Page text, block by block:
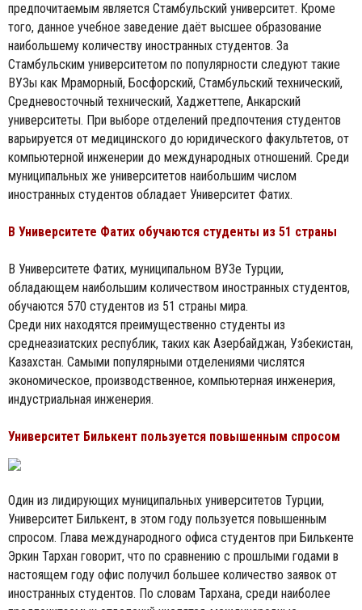
предпочитаемым является Стамбульский университет. Кроме
того, данное учебное заведение даёт высшее образование
наибольшему количеству иностранных студентов. За
Стамбульским университетом по популярности следуют такие
ВУЗы как Мраморный, Босфорский, Стамбульский технический,
Средневосточный технический, Хаджеттепе, Анкарский
университеты. При выборе отделений предпочтения студентов
варьируется от медицинского до юридического факультетов, от
компьютерной инженерии до международных отношений. Среди
муниципальных же университетов наибольшим числом
иностранных студентов обладает Университет Фатих.
В Университете Фатих обучаются студенты из 51 страны
В Университете Фатих, муниципальном ВУЗе Турции,
обладающем наибольшим количеством иностранных студентов,
обучаются 570 студентов из 51 страны мира.
Среди них находятся преимущественно студенты из
среднеазиатских республик, таких как Азербайджан, Узбекистан,
Казахстан. Самыми популярными отделениями числятся
экономическое, производственное, компьютерная инженерия,
индустриальная инженерия.
Университет Билькент пользуется повышенным спросом
Один из лидирующих муниципальных университетов Турции,
Университет Билькент, в этом году пользуется повышенным
спросом. Глава международного офиса студентов при Билькенте
Эркин Тархан говорит, что по сравнению с прошлыми годами в
настоящем году офис получил большее количество заявок от
иностранных студентов. По словам Тархана, среди наиболее